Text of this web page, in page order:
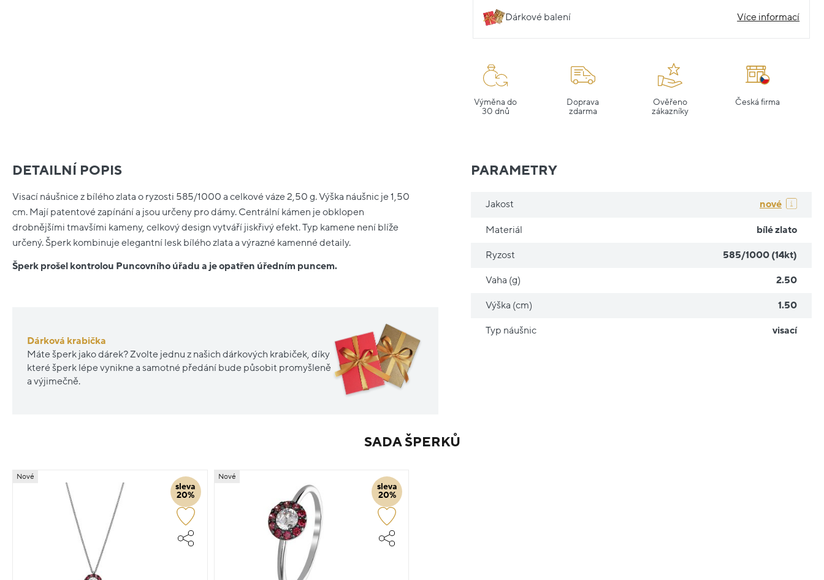
Dárkové balení Více informací
Výměna do
30 dnů
Doprava
zdarma
Ověřeno
zákazníky
Česká firma
DETAILNÍ POPIS
Visací náušnice z bílého zlata o ryzosti 585/1000 a celkové váze 2,50 g. Výška náušnic je 1,50
cm. Mají patentové zapínání a jsou určeny pro dámy. Centrální kámen je obklopen
drobnějšími tmavšími kameny, celkový design vytváří jiskřivý efekt. Typ kamene není blíže
určený. Šperk kombinuje elegantní lesk bílého zlata a výrazné kamenné detaily.
Šperk prošel kontrolou Puncovního úřadu a je opatřen úředním puncem.
Dárková krabička
Máte šperk jako dárek? Zvolte jednu z našich dárkových krabiček, díky
které šperk lépe vynikne a samotné předání bude působit promyšleně
a výjimečně.
PARAMETRY
Jakost nové
Materiál bílé zlato
Ryzost 585/1000 (14kt)
Vaha (g) 2.50
Výška (cm) 1.50
Typ náušnic visací
SADA ŠPERKŮ
sleva
20%
Nové
sleva
20%
Nové